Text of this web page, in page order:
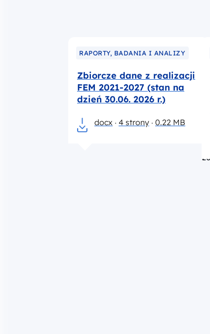
RAPORTY, BADANIA I ANALIZY
Zbiorcze dane z realizacji
FEM 2021-2027 (stan na
dzień 30.06. 2026 r.)
docx 4 strony 0.22 MB